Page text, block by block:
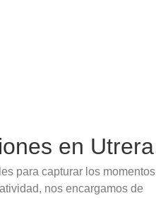
en Utrera
para capturar los momentos
nos encargamos de